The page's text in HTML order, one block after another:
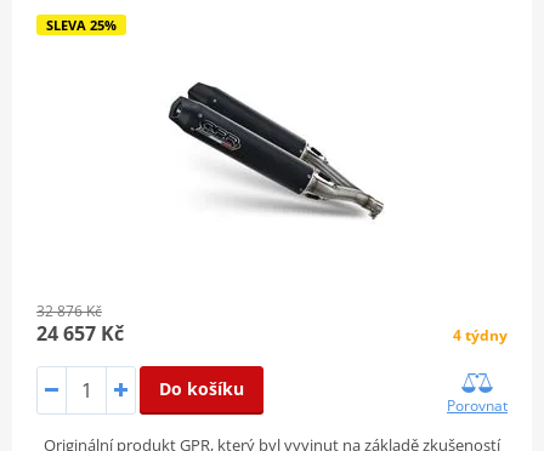
SLEVA 25%
32 876 Kč
24 657 Kč 4 týdny
Do košíku
Porovnat
Originální produkt GPR, který byl vyvinut na základě zkušeností